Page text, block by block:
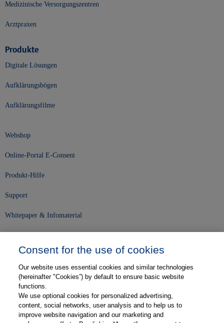
Medizinische Versorgungszentren
Arztpraxen
Produkte
Digitale Lösungen
Aufklärungsbögen
Aufklärungsfilme
Webshop
Online-Portal E-Consent
Produkt-Hilfe
Support
Whitepaper & Infomaterial
Karriere
Kontakt
Web-Semniare
Consent for the use of cookies
Our website uses essential cookies and similar technologies
(hereinafter "Cookies”) by default to ensure basic website
functions.
We use optional cookies for personalized advertising,
content, social networks, user analysis and to help us to
improve website navigation and our marketing and